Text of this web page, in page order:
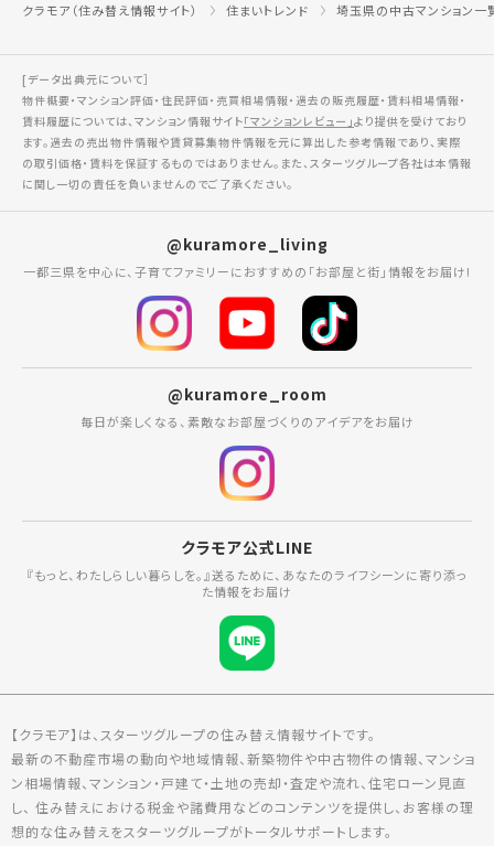
クラモア（住み替え情報サイト） 住まいトレンド 埼玉県の中古マンション一
[データ出典元について］
物件概要・マンション評価・住民評価・売買相場情報・過去の販売履歴・賃料相場情報・
賃料履歴については、マンション情報サイト「マンションレビュー」より提供を受けており
ます。過去の売出物件情報や賃貸募集物件情報を元に算出した参考情報であり、実際
の取引価格・賃料を保証するものではありません。また、スターツグループ各社は本情報
に関し一切の責任を負いませんのでご了承ください。
@kuramore_living
一都三県を中心に、子育てファミリーにおすすめの「お部屋と街」情報をお届け!
@kuramore_room
毎日が楽しくなる、素敵なお部屋づくりのアイデアをお届け
クラモア公式LINE
『もっと、わたしらしい暮らしを。』送るために、あなたのライフシーンに寄り添っ
た情報をお届け
【クラモア】は、スターツグループの住み替え情報サイトです。
最新の不動産市場の動向や地域情報、新築物件や中古物件の情報、マンショ
ン相場情報、マンション・戸建て・土地の売却・査定や流れ、住宅ローン見直
し、 住み替えにおける税金や諸費用などのコンテンツを提供し、お客様の理
想的な住み替えをスターツグループがトータルサポートします。